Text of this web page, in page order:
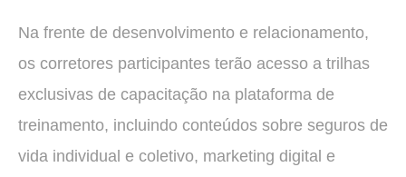
Na frente de desenvolvimento e relacionamento,
os corretores participantes terão acesso a trilhas
exclusivas de capacitação na plataforma de
treinamento, incluindo conteúdos sobre seguros de
vida individual e coletivo, marketing digital e